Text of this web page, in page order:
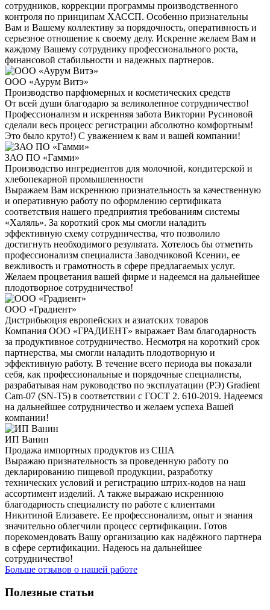
сотрудников, коррекции программы производственного
контроля по принципам ХАССП. Особенно признательны
Вам и Вашему коллективу за порядочность, оперативность и
серьезное отношение к своему делу. Искренне желаем Вам и
каждому Вашему сотруднику профессионального роста,
финансовой стабильности и надежных партнеров.
ООО «Аурум Витэ»
Производство парфюмерных и косметических средств
От всей души благодарю за великолепное сотрудничество!
Профессионализм и искренняя забота Виктории Русиновой
сделали весь процесс регистрации абсолютно комфортным!
Это было круто!) С уважением к вам и вашей компании!
ЗАО ПО «Гамми»
Производство ингредиентов для молочной, кондитерской и
хлебопекарной промышленности
Выражаем Вам искреннюю признательность за качественную
и оперативную работу по оформлению сертификата
соответствия нашего предприятия требованиям системы
«Халяль». За короткий срок мы смогли наладить
эффективную схему сотрудничества, что позволило
достигнуть необходимого результата. Хотелось бы отметить
профессионализм специалиста Заводчиковой Ксении, ее
вежливость и грамотность в сфере предлагаемых услуг.
Желаем процветания вашей фирме и надеемся на дальнейшее
плодотворное сотрудничество!
ООО «Градиент»
Дистрибьюция европейских и азиатских товаров
Компания ООО «ГРАДИЕНТ» выражает Вам благодарность
за продуктивное сотрудничество. Несмотря на короткий срок
партнерства, мы смогли наладить плодотворную и
эффективную работу. В течение всего периода вы показали
себя, как профессиональные и порядочные специалисты,
разрабатывая нам руководство по эксплуатации (РЭ) Gradient
Cam-07 (SN-T5) в соответствии с ГОСТ 2. 610-2019. Надеемся
на дальнейшее сотрудничество и желаем успеха Вашей
компании!
ИП Ванин
Продажа импортных продуктов из США
Выражаю признательность за проведенную работу по
декларированию пищевой продукции, разработку
технических условий и регистрацию штрих-кодов на наш
ассортимент изделий. А также выражаю искреннюю
благодарность специалисту по работе с клиентами
Никитиной Елизавете. Ее профессионализм, опыт и знания
значительно облегчили процесс сертификации. Готов
порекомендовать Вашу организацию как надёжного партнера
в сфере сертификации. Надеюсь на дальнейшее
сотрудничество!
Больше отзывов о нашей работе
Полезные статьи